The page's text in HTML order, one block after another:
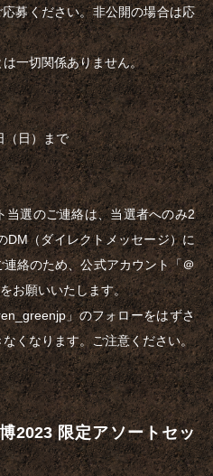
募ください。非公開の場合は応
一切関係ありません。
（日）まで
当選のご連絡は、当選者へのみ2
DM（ダイレクトメッセージ）に
絡のため、公式アカウント「＠
お願いいたします。
」のフォローをはずさ
くなります。ご注意ください。
2023 限定アソートセッ